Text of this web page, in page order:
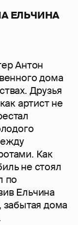
ЕЛЬЧИНА
Антон
дома
Друзья
артист не
Как
не стоял
по
Ельчина
дома